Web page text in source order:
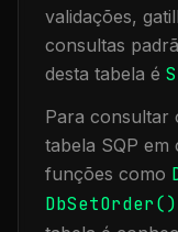
validações,
consultas
desta tabela é
Para consultar
tabela SQP em
funções como
DbSetOrder()